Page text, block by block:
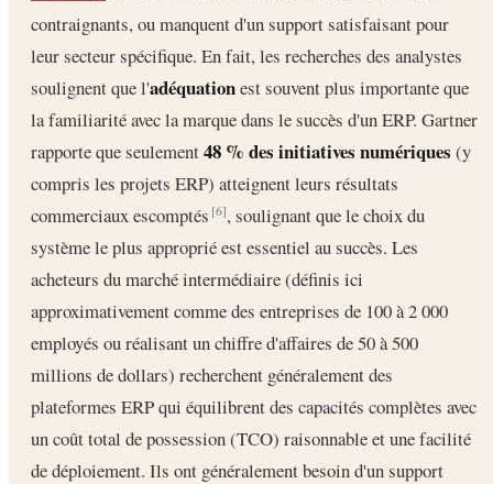
contraignants, ou manquent d'un support satisfaisant pour
leur secteur spécifique. En fait, les recherches des analystes
soulignent que l'adéquationest souvent plus importante que
la familiarité avec la marque dans le succès d'un ERP. Gartner
rapporte que seulement48 % des initiatives numériques (y
compris les projets ERP) atteignent leurs résultats
commerciaux escomptés[6], soulignant que le choix du
système le plus approprié est essentiel au succès. Les
acheteurs du marché intermédiaire (définis ici
approximativement comme des entreprises de 100 à 2 000
employés ou réalisant un chiffre d'affaires de 50 à 500
millions de dollars) recherchent généralement des
plateformes ERP qui équilibrent des capacités complètes avec
un coût total de possession (TCO) raisonnable et une facilité
de déploiement. Ils ont généralement besoin d'un support